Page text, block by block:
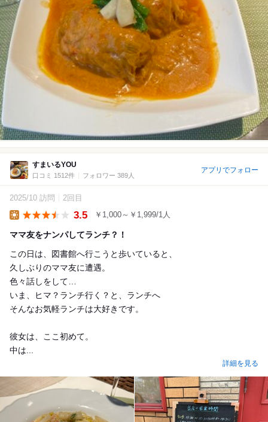
すまいるYOU
口コミ 1512件 フォロワー 389人
アプリでフォロー
2025/10 訪問 2回目
3.5 ￥1,000～￥1,999/1人
ママ友をナンパしてランチ？！
この日は、図書館へ行こうと歩いていると、
久しぶりのママ友に遭遇。
色々話しをして…
いま、ヒマ？ランチ行く？と、ランチへ
そんなお気軽ランチは大好きです。
彼女は、ここ初めて。
中は...
詳細を見る